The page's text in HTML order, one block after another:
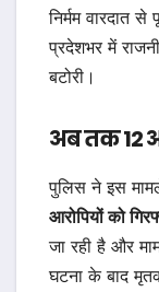
निर्मम वारदात
प्रदेशभर में
बटोरी।
अब तक 12
पुलिस ने इस
आरोपियों को
जा रही है और
घटना के बाद